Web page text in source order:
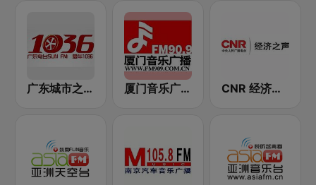
广东城市之声 103.6 FM (Guangdong City） 厦门音乐广播 FM90.9 (Xiamen Music) CNR 经济之声